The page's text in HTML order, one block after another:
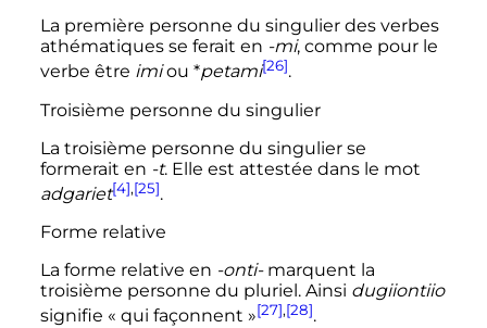
La première personne du singulier des verbes
athématiques se ferait en -mi, comme pour le
verbe être imiou *petami[26].
Troisième personne du singulier
La troisième personne du singulier se
formerait en -t. Elle est attestée dans le mot
adgariet[4],[25].
Forme relative
La forme relative en -onti-marquent la
troisième personne du pluriel. Ainsi dugiiontiio
signifie « qui façonnent »[27],[28].